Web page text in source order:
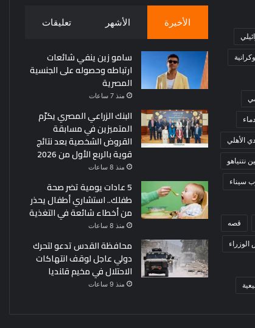
الأهلي
نتنياهو
سيناء
قصه
الأخيرة الأشهر تعليقات
سامو زين ينفي شائعات
ارتباطه وحصوله على الجنسية
المصرية
منذ 7 ساعات
البنك الزراعي المصري يكرّم
المتميزين في مسابقة
القروض الشخصية بعد نتائج
قوية بالربع الأول من 2026
منذ 8 ساعات
5 عادات يومية تضر صحة
طفلك.. استشاري أطفال يحذر
من أخطاء شائعة في التغذية
منذ 8 ساعات
محافظة القدس تدعو لتحرك
دولي عاجل لوقف انتهاكات
الاحتلال في مخيم قلنديا
منذ 9 ساعات